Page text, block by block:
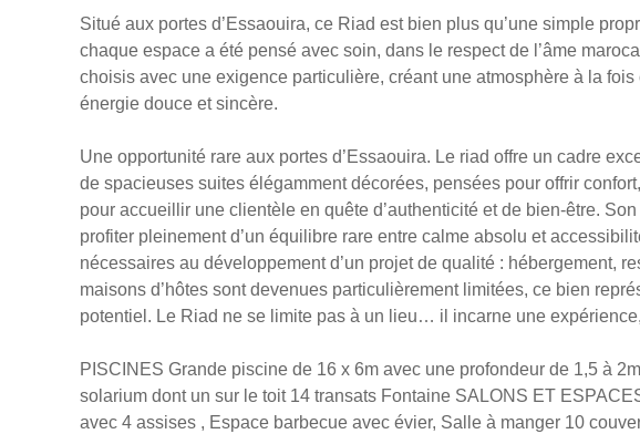
Situé aux portes d’Essaouira, ce Riad est bien plus qu’une simple
chaque espace a été pensé avec soin, dans le respect de l’âme
choisis avec une exigence particulière, créant une atmosphère à la
énergie douce et sincère.
Une opportunité rare aux portes d’Essaouira. Le riad offre un cadre
de spacieuses suites élégamment décorées, pensées pour offrir
pour accueillir une clientèle en quête d’authenticité et de bien-être.
profiter pleinement d’un équilibre rare entre calme absolu et
nécessaires au développement d’un projet de qualité : hébergement,
maisons d’hôtes sont devenues particulièrement limitées, ce bien
potentiel. Le Riad ne se limite pas à un lieu… il incarne une
PISCINES Grande piscine de 16 x 6m avec une profondeur de 1,5 à
solarium dont un sur le toit 14 transats Fontaine SALONS ET
avec 4 assises , Espace barbecue avec évier, Salle à manger 10